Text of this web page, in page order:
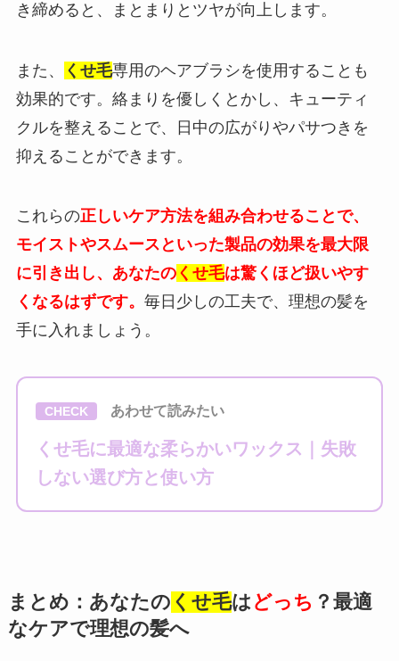
き締めると、まとまりとツヤが向上します。
また、 くせ毛専用のヘアブラシを使用することも
効果的です。絡まりを優しくとかし、キューティ
クルを整えることで、日中の広がりやパサつきを
抑えることができます。
これらの正しいケア方法を組み合わせることで、
モイストやスムースといった製品の効果を最大限
に引き出し、あなたのくせ毛は驚くほど扱いやす
くなるはずです。 毎日少しの工夫で、理想の髪を
手に入れましょう。
CHECK あわせて読みたい
くせ毛に最適な柔らかいワックス｜失敗
しない選び方と使い方
まとめ：あなたの くせ毛はどっち ？最適
なケアで理想の髪へ